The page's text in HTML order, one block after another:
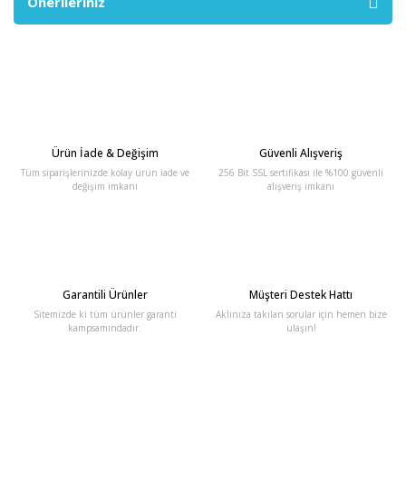
Ürün İade & Değişim
Tüm siparişlerinizde kolay ürün iade ve
değişim imkanı
Güvenli Alışveriş
256 Bit SSL sertifikası ile %100 güvenli
alışveriş imkanı
Garantili Ürünler
Sitemizde ki tüm ürünler garanti
kampsamındadır.
Müşteri Destek Hattı
Aklınıza takılan sorular için hemen bize
ulaşın!